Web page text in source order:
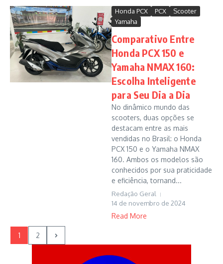
Honda PCX PCX
Scooter
Yamaha
Comparativo Entre
Honda PCX 150 e
Yamaha NMAX 160:
Escolha Inteligente
para Seu Dia a Dia
No dinâmico mundo das
scooters, duas opções se
destacam entre as mais
vendidas no Brasil: o Honda
PCX 150 e o Yamaha NMAX
160. Ambos os modelos são
conhecidos por sua praticidade
e eficiência, tornand...
Redação Geral
14 de novembro de 2024
Read More
1 2